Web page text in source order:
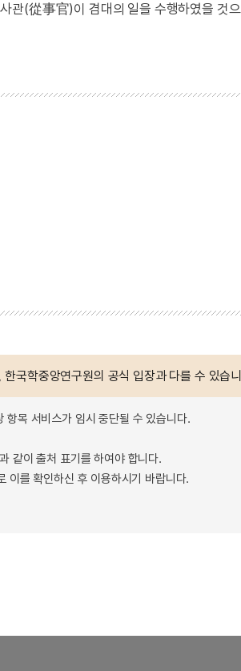
관(從事官)이 겸대의 일을 수행하였을 것
국학중앙연구원의 공식 입장과 다를 수 있습
항목 서비스가 임시 중단될 수 있습니다.
같이 출처 표기를 하여야 합니다.
이를 확인하신 후 이용하시기 바랍니다.